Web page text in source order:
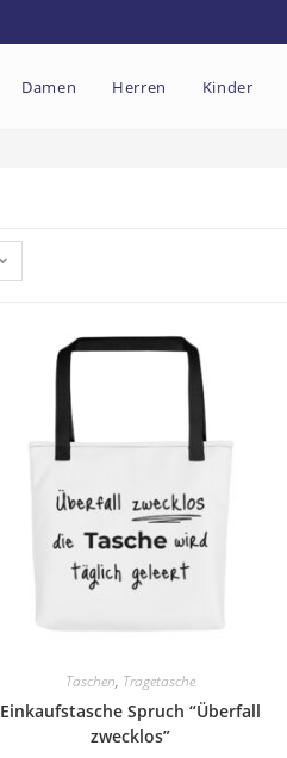
Damen Herren Kinder
Taschen, Tragetasche
Einkaufstasche Spruch “Überfall
zwecklos”